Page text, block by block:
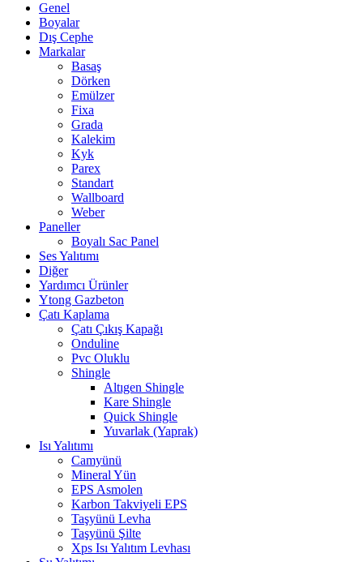
Genel
Boyalar
Dış Cephe
Markalar
Basaş
Dörken
Emülzer
Fixa
Grada
Kalekim
Kyk
Parex
Standart
Wallboard
Weber
Paneller
Boyalı Sac Panel
Ses Yalıtımı
Diğer
Yardımcı Ürünler
Ytong Gazbeton
Çatı Kaplama
Çatı Çıkış Kapağı
Onduline
Pvc Oluklu
Shingle
Altıgen Shingle
Kare Shingle
Quick Shingle
Yuvarlak (Yaprak)
Isı Yalıtımı
Camyünü
Mineral Yün
EPS Asmolen
Karbon Takviyeli EPS
Taşyünü Levha
Taşyünü Şilte
Xps Isı Yalıtım Levhası